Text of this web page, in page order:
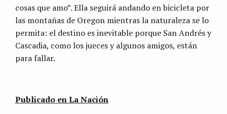
cosas que amo”. Ella seguirá andando en bicicleta por
las montañas de Oregon mientras la naturaleza se lo
permita: el destino es inevitable porque San Andrés y
Cascadia, como los jueces y algunos amigos, están
para fallar.
Publicado en La Nación